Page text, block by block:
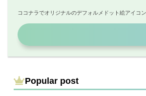
ココナラでオリジナルのデフォルメドット絵アイコ
Popular post